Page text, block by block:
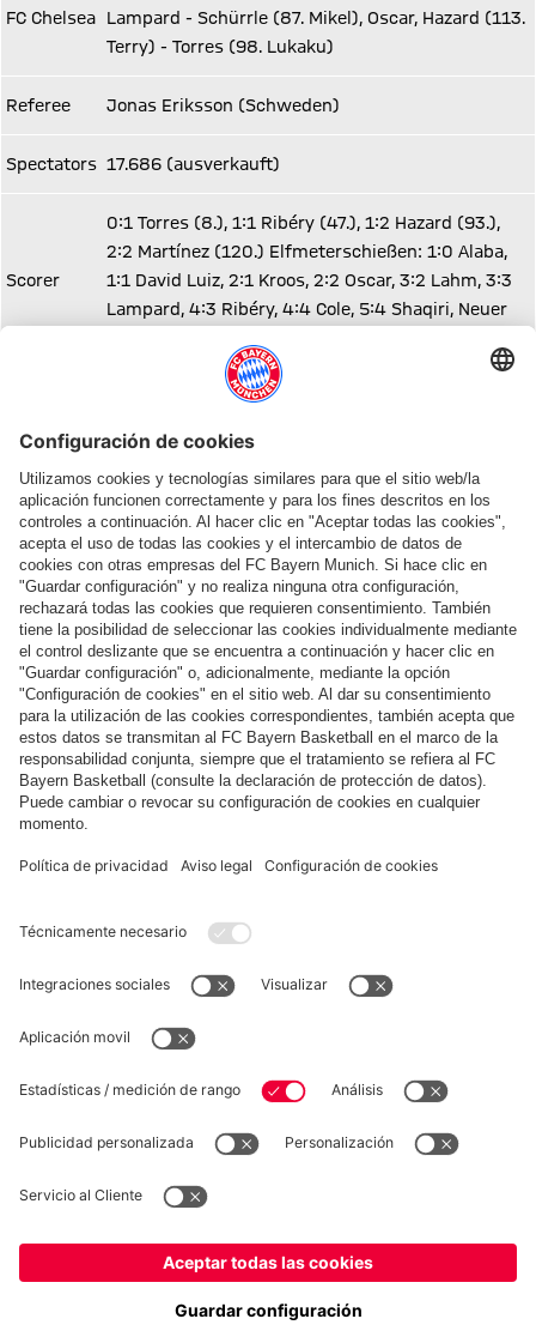
FC Chelsea
Lampard - Schürrle (87. Mikel), Oscar, Hazard (113.
Terry) - Torres (98. Lukaku)
Referee Jonas Eriksson (Schweden)
Spectators 17.686 (ausverkauft)
Scorer
0:1 Torres (8.), 1:1 Ribéry (47.), 1:2 Hazard (93.),
2:2 Martínez (120.) Elfmeterschießen: 1:0 Alaba,
1:1 David Luiz, 2:1 Kroos, 2:2 Oscar, 3:2 Lahm, 3:3
Lampard, 4:3 Ribéry, 4:4 Cole, 5:4 Shaqiri, Neuer
Ribéry, Boateng / Cahill, David Luiz, Torres, Lukaku,
Yellow-
Red Card
Ramires (85.)
Penalty
Shootout
Penalty shootout: 1-0 Alaba; 1-1 Luiz; 2-1 Kroos; 2-
2 Oscar; 3-2 Lahm; 3-3 Lampard; 4-3 Ribery; 4-4
Cole; 5-4 Shaqiri; Lukaku missed (Neuer save)
Comparte este artículo
COLABORADOR
Política de privacidad Condiciones de uso
Preguntas frecuentes Contacto